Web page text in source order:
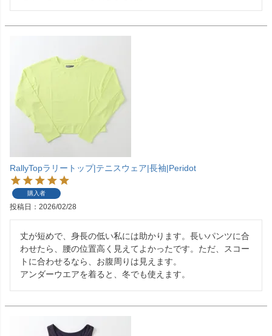
RallyTopラリートップ|テニスウェア|長袖|Peridot
購入者
投稿日 2026/02/28
丈が短めで、身長の低い私には助かります。長いパンツに合
わせたら、腰の位置高く見えてよかったです。ただ、スコー
トに合わせるなら、お腹周りは見えます。
アンダーウエアを着ると、冬でも使えます。